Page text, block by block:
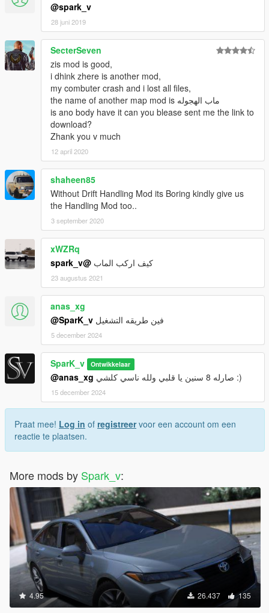
@spark_v
28 juni 2019
SecterSeven
zis mod is good,
i dhink zhere is another mod,
my combuter crash and i lost all files,
the name of another map mod is ماب الهجوله
is ano body have it can you blease sent me the link to
download?
Zhank you v much
12 april 2020
shaheen85
Without Drift Handling Mod its Boring kindly give us
the Handling Mod too..
3 september 2020
xWZRq
كيف اركب الماب @spark_v
23 augustus 2021
anas_xg
@SparK_v فين طريقه التشغيل
5 december 2024
SparK_v Ontwikkelaar
@anas_xg صارله 8 سنين يا قلبي ولله ناسي كلشي :)
15 december 2024
Praat mee! Log in of registreervoor een account om een
reactie te plaatsen.
More mods by Spark_v:
4.95 26.437 135